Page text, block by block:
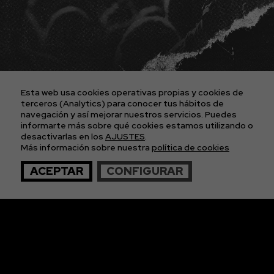
BLOG
PROYECTOS
POLÍTICA DE PRIVACIDAD
CONDICIONES GENERALES DE LAS ENTRADAS
APÚNTATE A
NUESTRA NEWS
© 2026 The Imagos. Todos los derechos reservados
Esta web usa cookies operativas propias y cookies de
terceros (Analytics) para conocer tus hábitos de
navegación y así mejorar nuestros servicios. Puedes
informarte más sobre qué cookies estamos utilizando o
desactivarlas en los AJUSTES.
Más información sobre nuestra política de cookies
ACEPTAR CONFIGURAR